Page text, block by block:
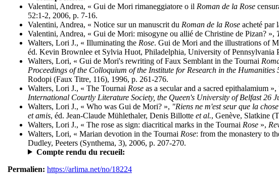
Valentini, Andrea, « Gui de Mori rimaneggiatore o il Roman de la Rose
52:1-2, 2006, p. 7-16.
Valentini, Andrea, « Notice sur un manuscrit du Roman de la Rose acheté par
Valentini, Andrea, « Gui de Mori: misogyne ou allié de Christine de Pizan? »,
Walters, Lori J., « Illuminating the Rose. Gui de Mori and the illustrations of
éd. Kevin Brownlee et Sylvia Huot, Philadelphia, University of Pennsylvania
Walters, Lori, « Gui de Mori's rewriting of Faux Semblant in the Tournai
Proceedings of the Colloquium of the Institute for Research in the
Rodopi (Faux Titre, 116), 1996, p. 261-276.
Walters, Lori J., « The Tournai Rose as a secular and a sacred epithalamium »,
International Courtly Literature Society, the Queen's University of Belfast 26
Walters, Lori J., « Who was Gui de Mori? », "Riens ne m'est seur que la
et amis, éd. Jean-Claude Mühlethaler, Denis Billotte et al., Genève, Slatkine
Walters, Lori J., « The rose as sign: diacritical marks in the Tournai Rose »,
Walters, Lori, « Marian devotion in the Tournai Rose: from the monastery to
Dudley, Peeters (Synthema, 3), 2006, p. 207-270.
Compte rendu du recueil:
Permalien: https://arlima.net/no/18224